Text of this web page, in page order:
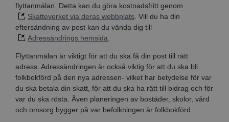
flyttanmälan. Detta kan du göra kostnadsfritt genom
Skatteverket via deras webbplats. Vill du ha din
eftersändning av post kan du vända dig till
Adressändrings hemsida.
Flyttanmälan är viktigt för att du ska få din post till rätt
adress. Adressändringen är också viktig för att du ska bli
folkbokförd på den nya adressen- vilket har betydelse för var
du ska betala din skatt, för att du ska ha rätt till bidrag och för
var du ska rösta. Även planeringen av bostäder, skolor, vård
och omsorg bygger på var befolkningen är folkbokförd.